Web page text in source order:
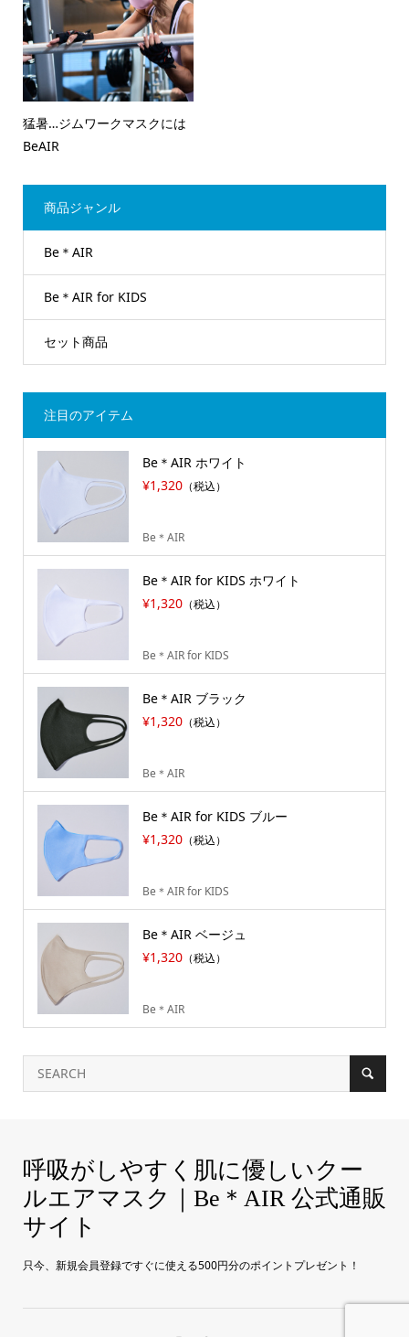
猛暑…ジムワークマスクには
BeAIR
商品ジャンル
Be＊AIR
Be＊AIR for KIDS
セット商品
注目のアイテム
Be＊AIR ホワイト
¥1,320（税込）
Be＊AIR
Be＊AIR for KIDS ホワイト
¥1,320（税込）
Be＊AIR for KIDS
Be＊AIR ブラック
¥1,320（税込）
Be＊AIR
Be＊AIR for KIDS ブルー
¥1,320（税込）
Be＊AIR for KIDS
Be＊AIR ベージュ
¥1,320（税込）
Be＊AIR
呼吸がしやすく肌に優しいクー
ルエアマスク｜Be＊AIR 公式通販
サイト
只今、新規会員登録ですぐに使える500円分のポイントプレゼント！